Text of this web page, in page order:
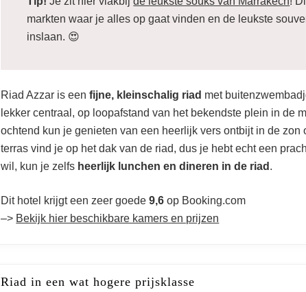
markten waar je alles op gaat vinden en de leukste
inslaan. 😍
Riad Azzar is eenfijne, kleinschalig riad met
lekker centraal, op loopafstand van het bekendste plein in de
ochtend kun je genieten van een heerlijk vers ontbijt in de
terras vind je op het dak van de riad, dus je hebt echt een
wil, kun je zelfs heerlijk lunchen en dineren in de riad .
Dit hotel krijgt een zeer goede9,6op Booking.com
–> Bekijk hier beschikbare kamers en prijzen
Riad in een wat hogere prijsklasse